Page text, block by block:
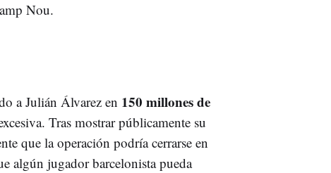
Nou.
a Julián Álvarez en 150 millones de
Tras mostrar públicamente su
que la operación podría cerrarse en
algún jugador barcelonista pueda